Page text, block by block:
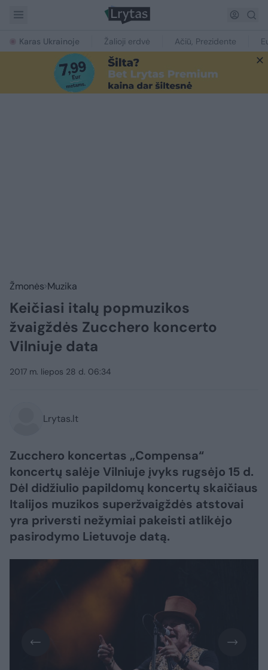
Karas Ukrainoje Žalioji erdvė Ačiū, Prezidente
Žmonės Muzika
Keičiasi italų popmuzikos
žvaigždės Zucchero koncerto
Vilniuje data
2017 m. liepos 28 d. 06:34
Lrytas.lt
Zucchero koncertas „Compensa“
koncertų salėje Vilniuje įvyks rugsėjo 15 d.
Dėl didžiulio papildomų koncertų skaičiaus
Italijos muzikos superžvaigždės atstovai
yra priversti nežymiai pakeisti atlikėjo
pasirodymo Lietuvoje datą.